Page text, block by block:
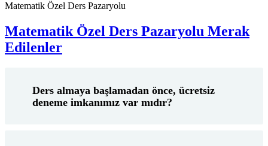
Matematik Özel Ders Pazaryolu
Matematik Özel Ders Pazaryolu Merak
Edilenler
Ders almaya başlamadan önce, ücretsiz
deneme imkanımız var mıdır?